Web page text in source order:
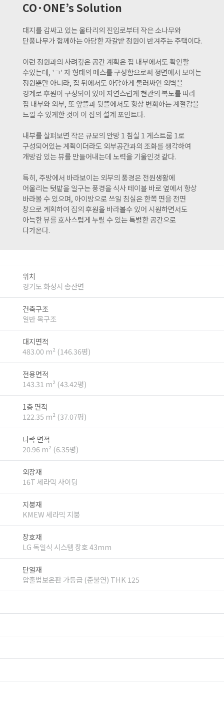
CO·ONE’s Solution
대지를 감싸고 있는 울타리의 진입로부터 작은 소나무와
단풍나무가 함께하는 아담한 자갈밭 정원이 반겨주는 주택이다.
이런 정원과의 사려깊은 공간 계획은 집 내부에서도 확인할
수있는데, 'ㄱ' 자 형태의 메스를 구성함으로써 정면에서 보이는
정원뿐만 아니라, 집 뒤에서도 아담하게 둘러싸인 외벽을
경계로 후원이 구성되어 있어 자연스럽게 현관의 복도를 따라
집 내부와 외부, 또 앞뜰과 뒷뜰에서도 항상 변화하는 계절감을
느낄 수 있게한 것이 이 집의 설계 포인트다.
내부를 살펴보면 작은 규모의 안방 1 침실 1 게스트룸 1로
구성되어있는 계획이더라도 외부공간과의 조화를 생각하여
개방감 있는 뷰를 만들어내는데 노력을 기울인것 같다.
특히, 주방에서 바라보이는 외부의 풍경은 전원생활에
어울리는 텃밭을 일구는 풍경을 식사 테이블 바로 옆에서 항상
바라볼 수 있으며, 아이방으로 쓰일 침실은 한쪽 면을 전면
창으로 계획하여 집의 후원을 바라볼수 있어 시원하면서도
아늑한 뷰를 호사스럽게 누릴 수 있는 특별한 공간으로
다가온다.
위치
경기도 화성시 송산면
건축구조
일반 목구조
대지면적
483.00 m² (146.36평)
전용면적
143.31 m² (43.42평)
1층 면적
122.35 m² (37.07평)
다락 면적
20.96 m² (6.35평)
외장재
16T 세라믹 사이딩
지붕재
KMEW 세라믹 지붕
창호재
LG 독일식 시스템 창호 43mm
단열재
압출법보온판 가등급 (준불연) THK 125